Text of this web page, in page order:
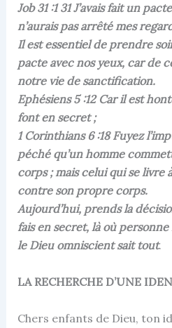
Job 31 :1 31 J’avais fait un
n’aurais pas arrêté mes
Il est essentiel de prendre
pacte avec nos yeux, car de
notre vie de sanctification.
Ephésiens 5 :12 Car il est
font en secret ;
1 Corinthians 6 :18 Fuyez
péché qu’un homme
corps ; mais celui qui se livre
contre son propre corps.
Aujourd’hui, prends la
fais en secret, là où
le Dieu omniscient sait tout.
LA RECHERCHE D’UNE
Chers enfants de Dieu, ton